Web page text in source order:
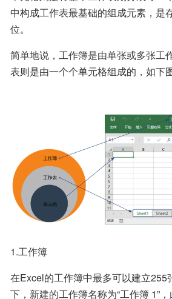
中构成工作表最基础的组成元素，是
位。
简单地说，工作簿是由单张或多张工
表则是由一个个单元格组成的，如下
1.工作簿
在Excel的工作簿中最多可以建立255
下，新建的工作簿名称为“工作簿 1”